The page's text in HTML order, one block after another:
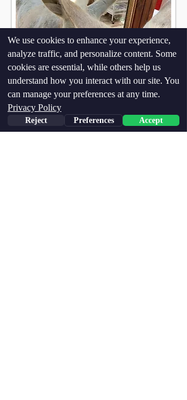
We use cookies to enhance your experience,
analyze traffic, and personalize content. Some
cookies are essential, while others help us
understand how you interact with our site. You
can manage your preferences at any time.
Privacy Policy
Reject Preferences Accept